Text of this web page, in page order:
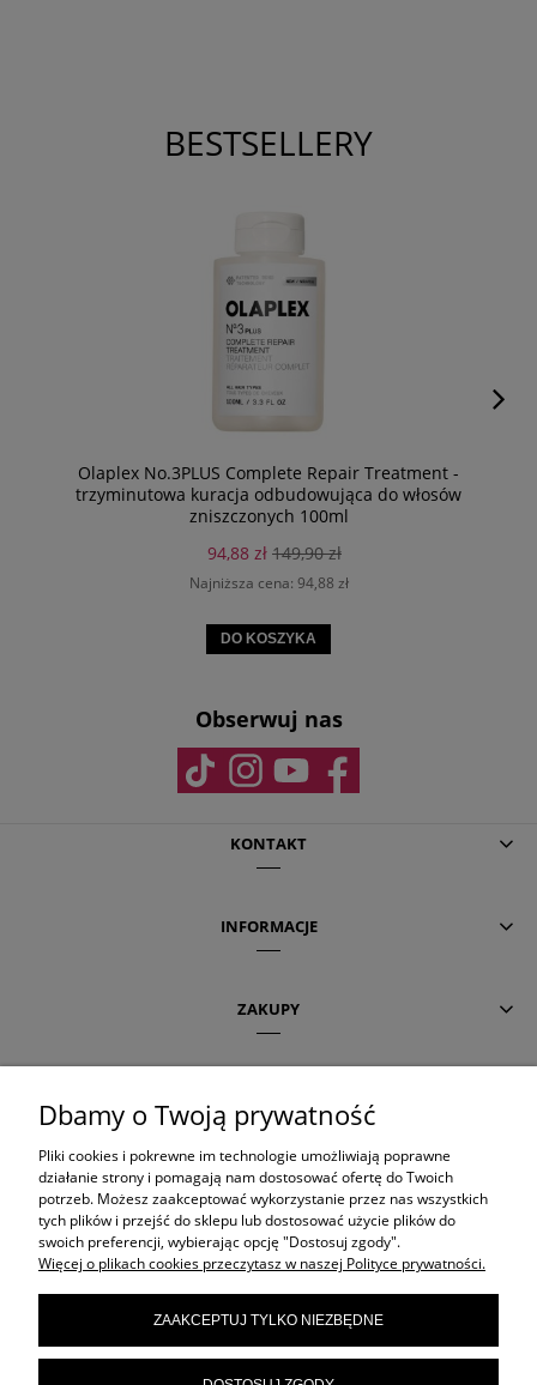
BESTSELLERY
Olaplex No.3PLUS Complete Repair Treatment -
trzyminutowa kuracja odbudowująca do włosów
zniszczonych 100ml
94,88 zł 149,90 zł
Najniższa cena: 94,88 zł
DO KOSZYKA
Obserwuj nas
KONTAKT
INFORMACJE
ZAKUPY
AKTUALNE TEMATY
OLAPLEX
Dbamy o Twoją prywatność
Pliki cookies i pokrewne im technologie umożliwiają poprawne
działanie strony i pomagają nam dostosować ofertę do Twoich
potrzeb. Możesz zaakceptować wykorzystanie przez nas wszystkich
tych plików i przejść do sklepu lub dostosować użycie plików do
swoich preferencji, wybierając opcję "Dostosuj zgody".
Więcej o plikach cookies przeczytasz w naszej Polityce prywatności.
ZAAKCEPTUJ TYLKO NIEZBĘDNE